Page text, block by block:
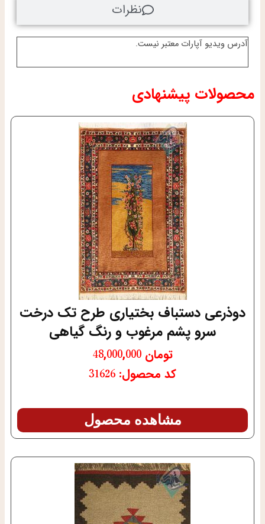
آدرس ویدیو آپارات معتبر نیست.
نظرات
محصولات پیشنهادی
دوذرعی دستباف بختیاری طرح تک درخت
سرو پشم مرغوب و رنگ گیاهی
تومان 48,000,000
کد محصول: 31626
مشاهده محصول